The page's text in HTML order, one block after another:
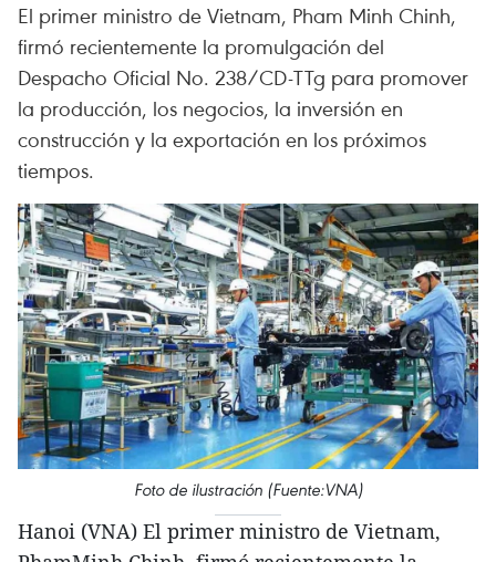
El primer ministro de Vietnam, Pham Minh Chinh,
firmó recientemente la promulgación del
Despacho Oficial No. 238/CD-TTg para promover
la producción, los negocios, la inversión en
construcción y la exportación en los próximos
tiempos.
Foto de ilustración (Fuente:VNA)
Hanoi (VNA) El primer ministro de Vietnam,